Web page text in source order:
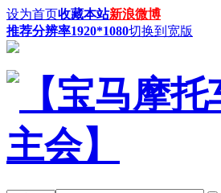
设为首页收藏本站新浪微博
推荐分辨率1920*1080切换到宽版